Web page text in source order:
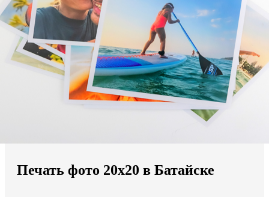
Мы доставляем по всему миру
Продолжить без города
Печать фото 20х20 в Батайске